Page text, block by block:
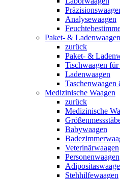
Analysewaagen
Paket- & Ladenwaagen
zurück
Paket- &
Tischwaagen
Ladenwaagen
Medizinische Waagen
zurück
Medizinische
Babywaagen
Veterinärwaagen
Personenwaagen
Stehhilfewaagen